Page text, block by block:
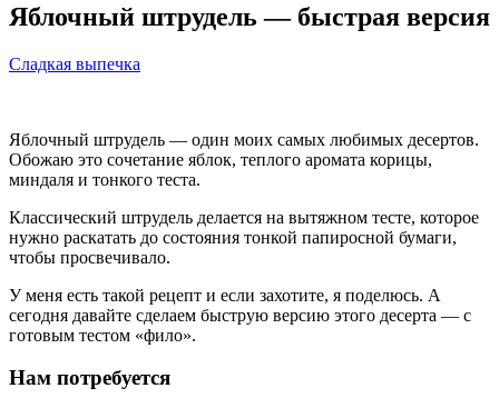
Яблочный штрудель — быстрая версия
Сладкая выпечка
Яблочный штрудель — один моих самых любимых десертов.
Обожаю это сочетание яблок, теплого аромата корицы,
миндаля и тонкого теста.
Классический штрудель делается на вытяжном тесте, которое
нужно раскатать до состояния тонкой папиросной бумаги,
чтобы просвечивало.
У меня есть такой рецепт и если захотите, я поделюсь. А
сегодня давайте сделаем быструю версию этого десерта — с
готовым тестом «фило».
Нам потребуется